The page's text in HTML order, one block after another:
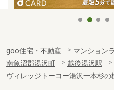
goo住宅・不動産 マンション
南魚沼郡湯沢町
越後湯沢駅
ヴィレッジトーコー湯沢一本杉の